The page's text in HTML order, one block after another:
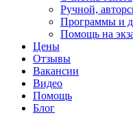
Ручной,
Программы и
Помощь на
Цены
Отзывы
Вакансии
Видео
Помощь
Блог